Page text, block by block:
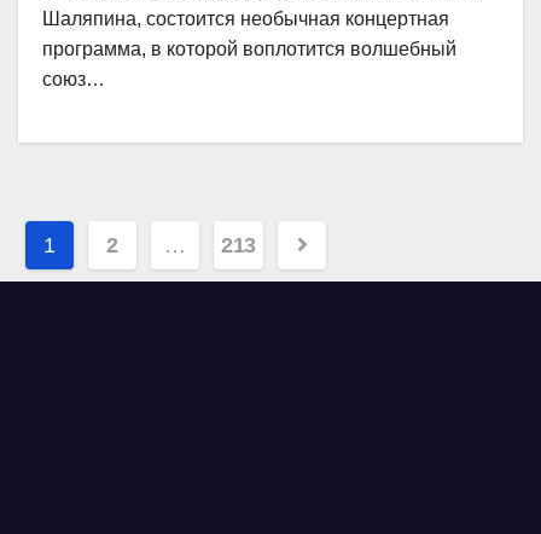
Шаляпина, состоится необычная концертная
программа, в которой воплотится волшебный
союз…
Навигация
по
1 2 … 213